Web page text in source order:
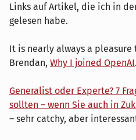
Links auf Artikel, die ich in
gelesen habe.
It is nearly always a
Brendan, Why I joined OpenAI.
Gene­ra­list oder Experte? 7
sollten – wenn Sie auch in
– sehr catchy, aber